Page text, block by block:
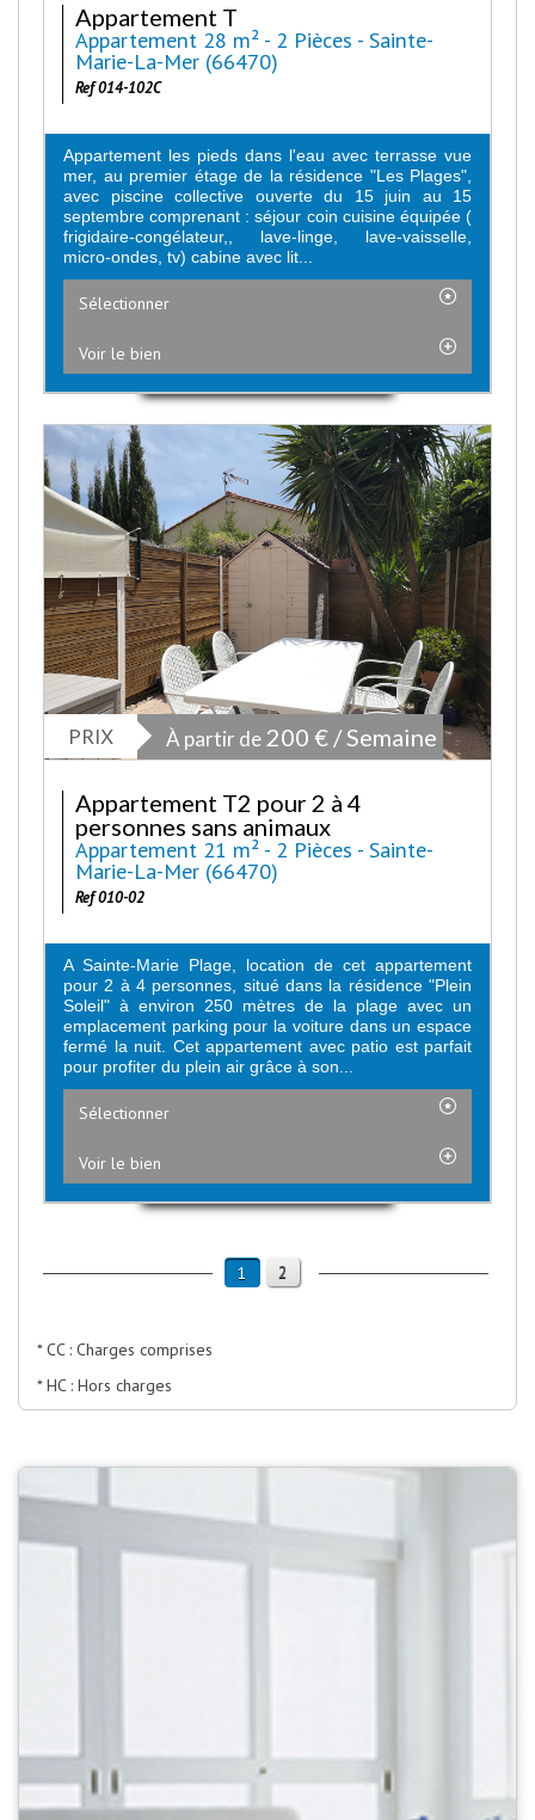
Appartement T
Appartement 28 m² - 2 Pièces - Sainte-
Marie-La-Mer (66470)
Ref 014-102C
Appartement les pieds dans l'eau avec terrasse vue
mer, au premier étage de la résidence "Les Plages",
avec piscine collective ouverte du 15 juin au 15
septembre comprenant : séjour coin cuisine équipée (
frigidaire-congélateur,, lave-linge, lave-vaisselle,
micro-ondes, tv) cabine avec lit...
Sélectionner
Voir le bien
PRIX À partir de 200 € / Semaine
Appartement T2 pour 2 à 4
personnes sans animaux
Appartement 21 m² - 2 Pièces - Sainte-
Marie-La-Mer (66470)
Ref 010-02
A Sainte-Marie Plage, location de cet appartement
pour 2 à 4 personnes, situé dans la résidence "Plein
Soleil" à environ 250 mètres de la plage avec un
emplacement parking pour la voiture dans un espace
fermé la nuit. Cet appartement avec patio est parfait
pour profiter du plein air grâce à son...
Sélectionner
Voir le bien
1 2
* CC : Charges comprises
* HC : Hors charges